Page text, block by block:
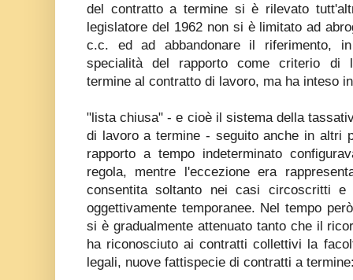
del contratto a termine si è rilevato
legislatore del 1962 non si è limitato ad
c.c. ed ad abbandonare il riferimento,
specialità del rapporto come criterio di
termine al contratto di lavoro, ma ha inteso
"lista chiusa" - e cioè il sistema della
di lavoro a termine - seguito anche in altri
rapporto a tempo indeterminato
regola, mentre l'eccezione era
consentita soltanto nei casi circoscritti
oggettivamente temporanee. Nel tempo
si è gradualmente attenuato tanto che il
ha riconosciuto ai contratti collettivi la
legali, nuove fattispecie di contratti a